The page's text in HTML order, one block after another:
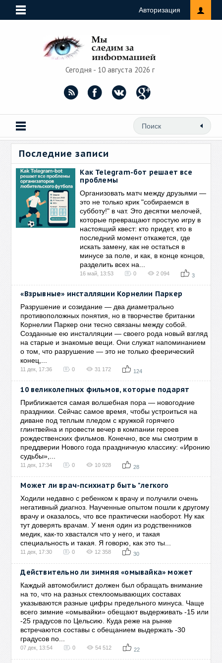
Авторизация
Сегодня - 10 августа 2026 г
Последние записи
Как Telegram-бот решает все
проблемы
Организовать матч между друзьями —
это не только крик "собираемся в
субботу!" в чат. Это десятки мелочей,
которые превращают простую игру в
настоящий квест: кто придет, кто в
последний момент откажется, где
искать замену, как не остаться в
минусе за поле, и как, в конце концов,
разделить всех на...
16 май, 13:53 0 2 094 3
«Взрывные» инсталляции Корнелии Паркер
Разрушение и созидание — два диаметрально
противоположных понятия, но в творчестве британки
Корнелии Паркер они тесно связаны между собой.
Созданные ею инсталляции — своего рода новый взгляд
на старые и знакомые вещи. Они служат напоминанием
о том, что разрушение — это не только феерический
конец,...
11 дек, 17:36 0 31 172 124
10 великолепных фильмов, которые подарят
Приближается самая волшебная пора — новогодние
праздники. Сейчас самое время, чтобы устроиться на
диване под теплым пледом с кружкой горячего
глинтвейна и провести вечер в компании героев
рождественских фильмов. Конечно, все мы смотрим в
преддверии Нового года праздничную классику: «Иронию
судьбы»,...
11 дек, 17:34 0 10 928 28
Может ли врач-психиатр быть "легкого
Ходили недавно с ребенком к врачу и получили очень
негативный диагноз. Наученные опытом пошли к другому
врачу и оказалось, что все практически наоборот. Ну как
тут доверять врачам. У меня один из родственников
медик, как-то хвастался что у него, и такая
специальность и такая. Я говорю, как это ты...
11 дек, 17:30 0 12 358 30
Действительно ли зимняя «омывайка» может
Каждый автомобилист должен был обращать внимание
на то, что на разных стеклоомывающих составах
указываются разные цифры предельного минуса. Чаще
всего зимние «омывайки» обещают выдерживать -15 или
-25 градусов по Цельсию. Куда реже на рынке
встречаются составы с обещанием выдержать -30
градусов по...
07 дек, 13:54 0 54 512 22